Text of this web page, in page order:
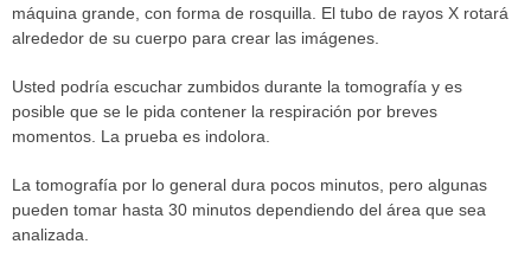
máquina grande, con forma de rosquilla. El tubo de rayos X rotará
alrededor de su cuerpo para crear las imágenes.
Usted podría escuchar zumbidos durante la tomografía y es
posible que se le pida contener la respiración por breves
momentos. La prueba es indolora.
La tomografía por lo general dura pocos minutos, pero algunas
pueden tomar hasta 30 minutos dependiendo del área que sea
analizada.